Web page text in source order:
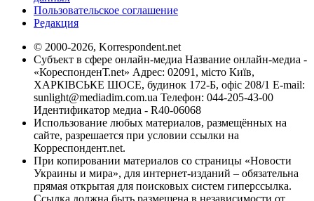
Пользовательское соглашение
Редакция
© 2000-2026, Korrespondent.net
Субъект в сфере онлайн-медиа Название онлайн-медиа -
«КореспонденТ.net» Адрес: 02091, місто Київ,
ХАРКІВСЬКЕ ШОСЕ, будинок 172-Б, офіс 208/1 E-mail:
sunlight@mediadim.com.ua Телефон: 044-205-43-00
Идентификатор медиа - R40-06068
Использование любых материалов, размещённых на
сайте, разрешается при условии ссылки на
Корреспондент.net.
При копировании материалов со страницы «Новости
Украины и мира», для интернет-изданий – обязательна
прямая открытая для поисковых систем гиперссылка.
Ссылка должна быть размещена в независимости от